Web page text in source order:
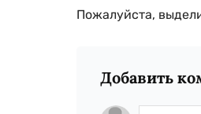
Пожалуйста,
Добавить